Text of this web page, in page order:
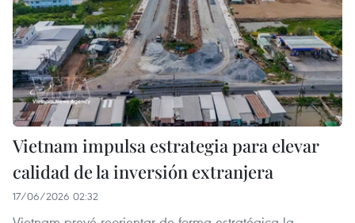
Vietnam impulsa estrategia para elevar
calidad de la inversión extranjera
17/06/2026 02:32